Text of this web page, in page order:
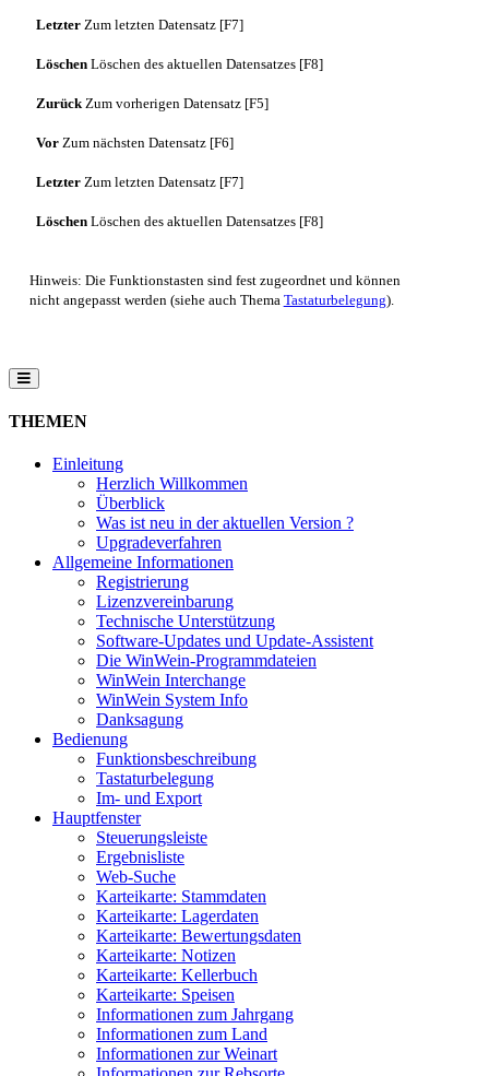
Letzter Zum letzten Datensatz [F7]
Löschen Löschen des aktuellen Datensatzes [F8]
Zurück Zum vorherigen Datensatz [F5]
Vor Zum nächsten Datensatz [F6]
Letzter Zum letzten Datensatz [F7]
Löschen Löschen des aktuellen Datensatzes [F8]
Hinweis: Die Funktionstasten sind fest zugeordnet und können
nicht angepasst werden (siehe auch Thema Tastaturbelegung).
THEMEN
Einleitung
Herzlich Willkommen
Überblick
Was ist neu in der aktuellen Version ?
Upgradeverfahren
Allgemeine Informationen
Registrierung
Lizenzvereinbarung
Technische Unterstützung
Software-Updates und Update-Assistent
Die WinWein-Programmdateien
WinWein Interchange
WinWein System Info
Danksagung
Bedienung
Funktionsbeschreibung
Tastaturbelegung
Im- und Export
Hauptfenster
Steuerungsleiste
Ergebnisliste
Web-Suche
Karteikarte: Stammdaten
Karteikarte: Lagerdaten
Karteikarte: Bewertungsdaten
Karteikarte: Notizen
Karteikarte: Kellerbuch
Karteikarte: Speisen
Informationen zum Jahrgang
Informationen zum Land
Informationen zur Weinart